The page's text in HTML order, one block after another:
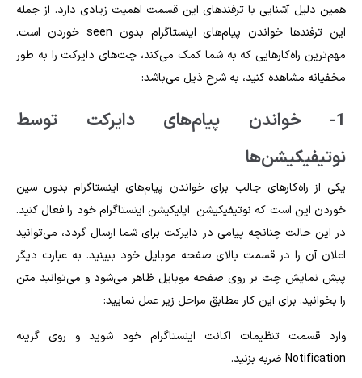
همین دلیل آشنایی با ترفندهای این قسمت اهمیت زیادی دارد. از جمله
این ترفندها خواندن پیام‌های اینستاگرام بدون seen خوردن
است.
مهم‌ترین راه‌کارهایی که به شما کمک می‌کند، چت‌های دایرکت را به طور
مخفیانه مشاهده کنید، به شرح ذیل می‌باشد:
1- خواندن پیام‌های دایرکت توسط
نوتیفیکیشن‌ها
یکی از راه‌کارهای جالب برایخواندن پیام‌های اینستاگرام بدون سین
خوردن این است که نوتیفیکیشن اپلیکیشن اینستاگرام خود را فعال کنید.
در این حالت چنانچه پیامی در دایرکت برای شما ارسال گردد، می‌توانید
اعلان آن را در قسمت بالای صفحه موبایل خود ببینید. به عبارت دیگر
پیش نمایش چت بر روی صفحه موبایل ظاهر می‌شود و می‌توانید متن
را بخوانید. برای این کار مطابق مراحل زیر عمل نمایید:
وارد قسمت تنظیمات اکانت اینستاگرام خود شوید و روی گزینه
Notification ضربه بزنید.